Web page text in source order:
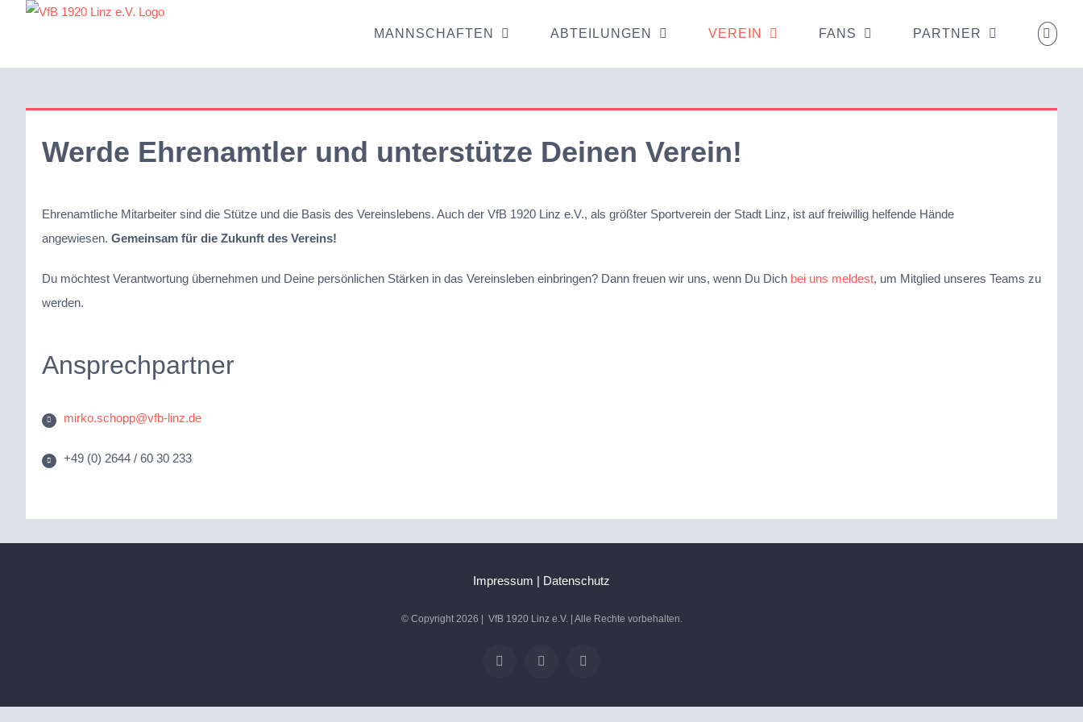
MANNSCHAFTEN ABTEILUNGEN VEREIN FANS PARTNER
Werde Ehrenamtler und unterstütze Deinen Verein!
Ehrenamtliche Mitarbeiter sind die Stütze und die Basis des Vereinslebens. Auch der VfB 1920 Linz e.V., als größter Sportverein der Stadt Linz, ist auf freiwillig helfende Hände
angewiesen. Gemeinsam für die Zukunft des Vereins!
Du möchtest Verantwortung übernehmen und Deine persönlichen Stärken in das Vereinsleben einbringen? Dann freuen wir uns, wenn Du Dich bei uns meldest, um Mitglied unseres Teams zu
werden.
Ansprechpartner
mirko.schopp@vfb-linz.de
+49 (0) 2644 / 60 30 233
Impressum | Datenschutz
© Copyright2026 | VfB 1920 Linz e.V. | Alle Rechte vorbehalten.
Facebook
X Instagram